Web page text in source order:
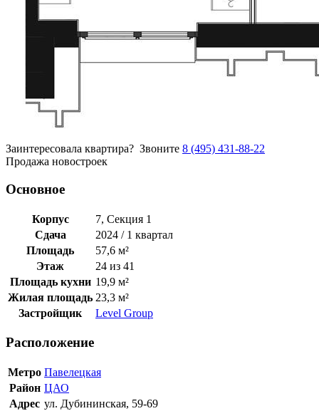
Заинтересовала квартира? Звоните 8 (495) 431-88-22
Продажа новостроек
Основное
Корпус
7, Секция 1
Сдача
2024 / 1 квартал
Площадь
57,6 м²
Этаж
24 из 41
Площадь кухни 19,9 м²
Жилая площадь 23,3 м²
Застройщик
Level Group
Расположение
Метро Павелецкая
Район ЦАО
Адрес ул. Дубининская, 59-69